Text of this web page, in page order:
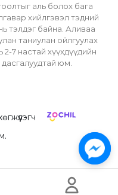
аль болох бага
хийлгэвэл тэдний
тэлдэг байна. Аливаа
таниулан ойлгуулах
7 настай хүүхдүүдийн
юм.